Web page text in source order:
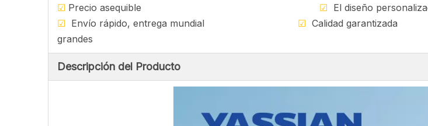
☑ Precio asequible ☑ El diseño
☑ Envío rápido, entrega mundial ☑ Calidad
grandes
Descripción del Producto